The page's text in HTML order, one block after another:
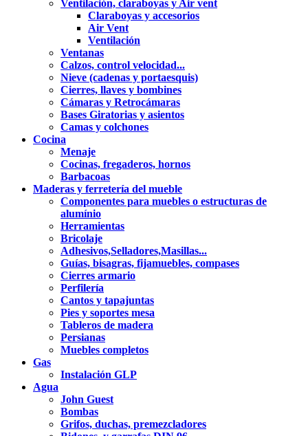
Ventilación, claraboyas y Air vent
Claraboyas y accesorios
Air Vent
Ventilación
Ventanas
Calzos, control velocidad...
Nieve (cadenas y portaesquis)
Cierres, llaves y bombines
Cámaras y Retrocámaras
Bases Giratorias y asientos
Camas y colchones
Cocina
Menaje
Cocinas, fregaderos, hornos
Barbacoas
Maderas y ferretería del mueble
Componentes para muebles o estructuras de
alumínio
Herramientas
Bricolaje
Adhesivos,Selladores,Masillas...
Guías, bisagras, fijamuebles, compases
Cierres armario
Perfilería
Cantos y tapajuntas
Pies y soportes mesa
Tableros de madera
Persianas
Muebles completos
Gas
Instalación GLP
Agua
John Guest
Bombas
Grifos, duchas, premezcladores